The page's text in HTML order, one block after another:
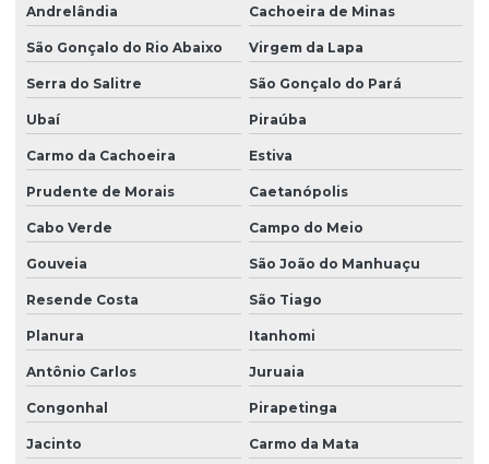
Andrelândia Cachoeira de Minas
São Gonçalo do Rio Abaixo Virgem da Lapa
Serra do Salitre São Gonçalo do Pará
Ubaí Piraúba
Carmo da Cachoeira Estiva
Prudente de Morais Caetanópolis
Cabo Verde Campo do Meio
Gouveia São João do Manhuaçu
Resende Costa São Tiago
Planura Itanhomi
Antônio Carlos Juruaia
Congonhal Pirapetinga
Jacinto Carmo da Mata